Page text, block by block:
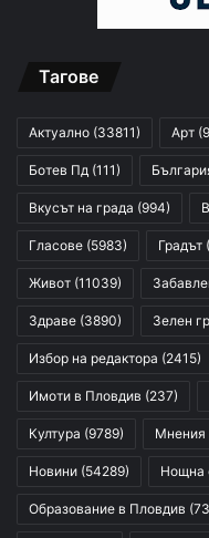
Тагове
Актуално (33811) Арт
Ботев Пд (111)
Вкусът на града (994)
Гласове (5983) Градът
Живот (11039)
Здраве (3890) Зелен
Избор на редактора (2415)
Имоти в Пловдив (237)
Култура (9789) Мнения
Новини (54289) Нощна
Образование в Пловдив